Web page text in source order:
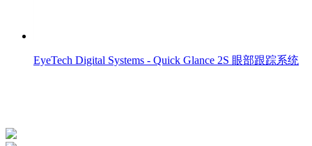
EyeTech Digital Systems - Quick Glance 2S 眼部跟踪系统